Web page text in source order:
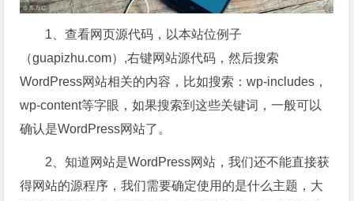
1、查看网页源代码，以本站位例子
（guapizhu.com）,右键网站源代码，然后搜索
WordPress网站相关的内容，比如搜索：wp-includes，
wp-content等字眼，如果搜索到这些关键词，一般可以
确认是WordPress网站了。
2、知道网站是WordPress网站，我们还不能直接获
得网站的源程序，我们需要确定使用的是什么主题，大